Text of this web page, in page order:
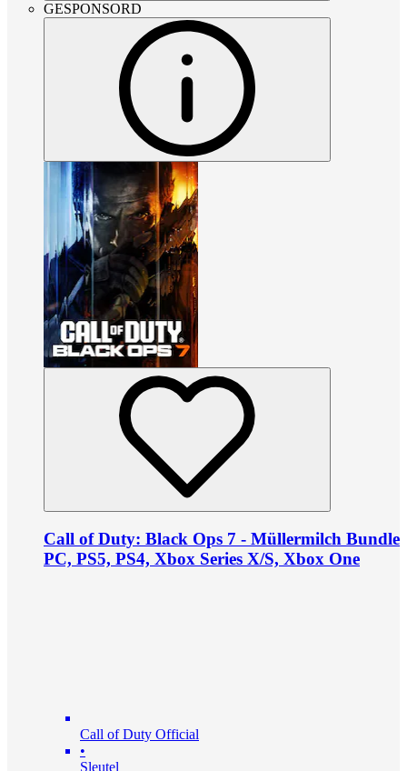
GESPONSORD
Call of Duty: Black Ops 7 - Müllermilch Bundle
PC, PS5, PS4, Xbox Series X/S, Xbox One
Call of Duty Official
•
Sleutel